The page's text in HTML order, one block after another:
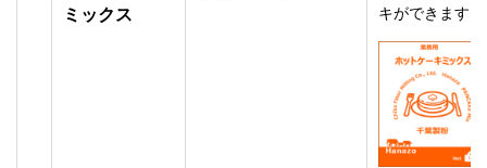
ミックス
キができます。